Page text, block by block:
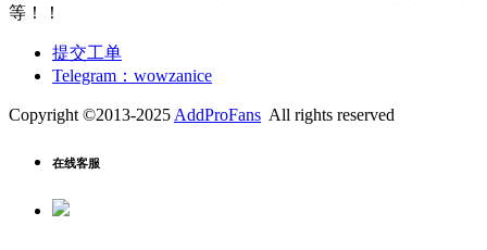
等！！
提交工单
Telegram：wowzanice
Copyright ©2013-2025 AddProFans All rights reserved
在线客服